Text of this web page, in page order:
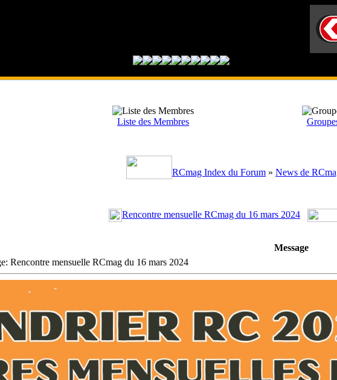
Liste des Membres
RCmag Index du Forum » News de
Rencontre mensuelle RCmag du 16 mars 2024
Message
Rencontre mensuelle RCmag du 16 mars 2024